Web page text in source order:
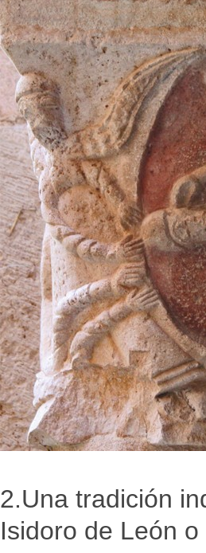
2.Una tradición
Isidoro de León